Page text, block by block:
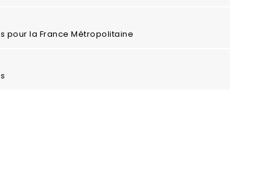
pour la France Métropolitaine